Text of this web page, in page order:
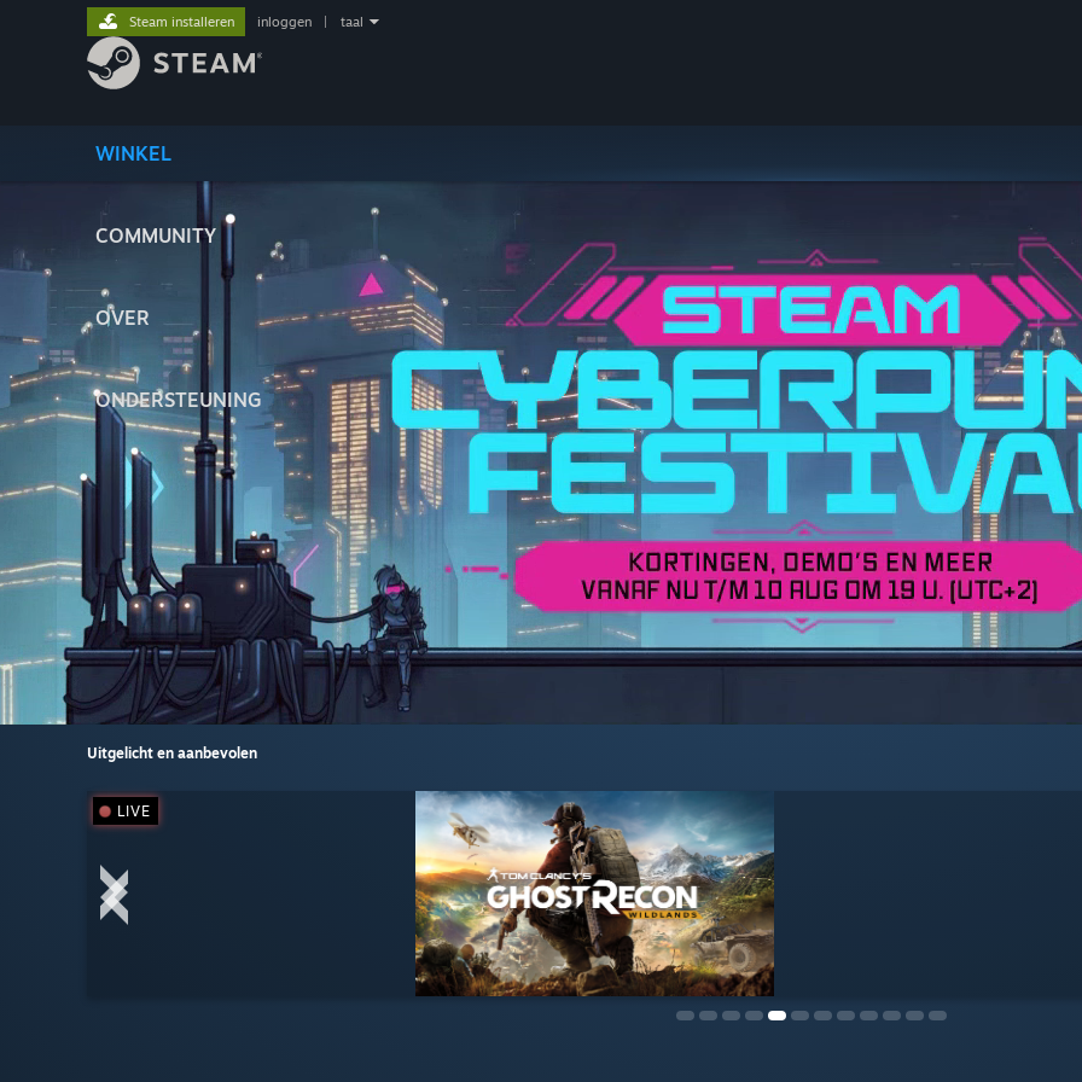
WINKEL
COMMUNITY
OVER
ONDERSTEUNING
Steam installeren inloggen taal
Uitgelicht en aanbevolen
LIVE